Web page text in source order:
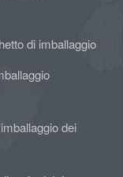
di imballaggio
dei